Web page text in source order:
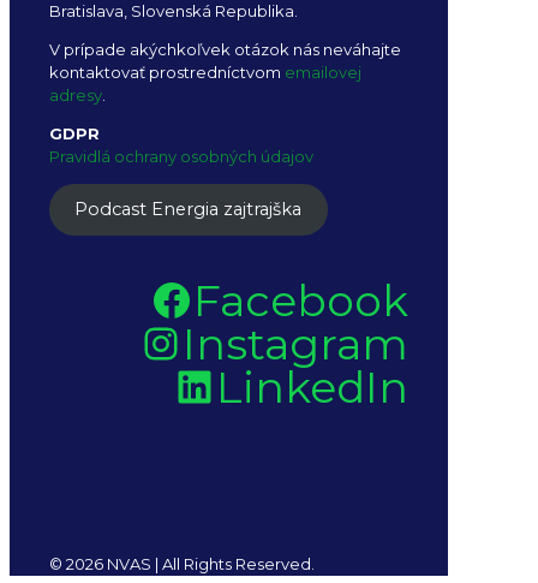
Bratislava, Slovenská Republika.
V prípade akýchkoľvek otázok nás neváhajte
kontaktovať prostredníctvom emailovej
adresy.
GDPR
Pravidlá ochrany osobných údajov
Podcast Energia zajtrajška
Facebook
Instagram
LinkedIn
© 2026 NVAS | All Rights Reserved.